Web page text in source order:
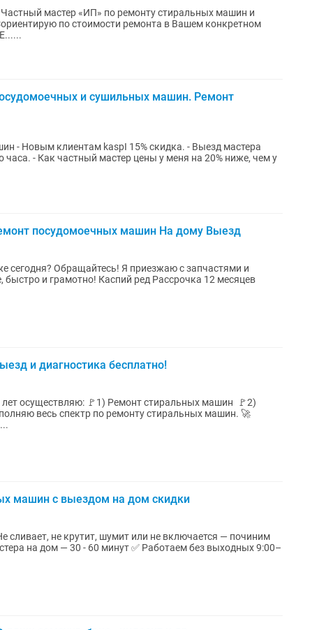
и сушильных машин. Ремонт
часа. - Как частный мастер цены у меня на 20% ниже, чем у
посудомоечных машин На дому Выезд
сегодня? Oбрaщaйтеcь! Я приезжаю c запчастями и
ред Рассрочка 12 месяцев
и диагностика бесплатно!
машин с выездом на дом скидки
сливает, не крутит, шумит или не включается — починим
минут ✅ Работаем без выходных 9:00–